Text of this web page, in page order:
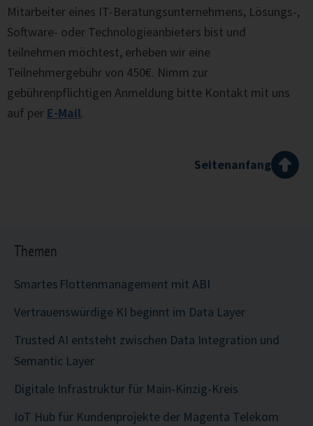
Mitarbeiter eines IT-Beratungsunternehmens, Lösungs-,
Software- oder Technologieanbieters bist und
teilnehmen möchtest, erheben wir eine
Teilnehmergebühr von 450€. Nimm zur
gebührenpflichtigen Anmeldung bitte Kontakt mit uns
auf per E-Mail.
Seitenanfang
Themen
Smartes Flottenmanagement mit ABI
Vertrauenswürdige KI beginnt im Data Layer
Trusted AI entsteht zwischen Data Integration und
Semantic Layer
Digitale Infrastruktur für Main-Kinzig-Kreis
IoT Hub für Kundenprojekte der Magenta Telekom